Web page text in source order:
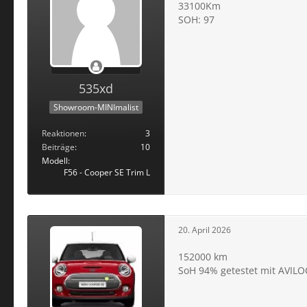
535xd
Showroom-MINImalist
Reaktionen
3
Beiträge
10
Modell
F56 - Cooper SE Trim L
33100Km
SOH: 97
20. April 2026
152000 km
SoH 94% getestet mit